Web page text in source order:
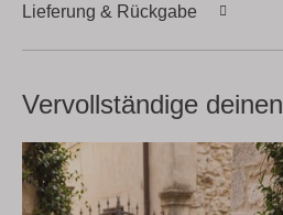
Lieferung & Rückgabe
Vervollständige deinen